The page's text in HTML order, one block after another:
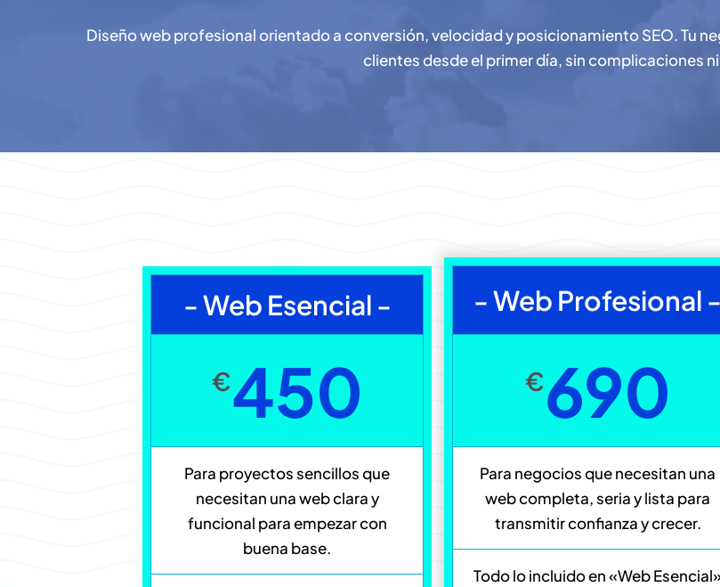
Diseño web profesional orientado a conversión, velocidad y posicionamiento SEO. Tu
clientes desde el primer día, sin complicaciones
- Web Esencial -
€450
Para proyectos sencillos que
necesitan una web clara y
funcional para empezar con
buena base.
- Web Profesional -
€690
Para negocios que necesitan una
web completa, seria y lista para
transmitir confianza y crecer.
Todo lo incluido en «Web